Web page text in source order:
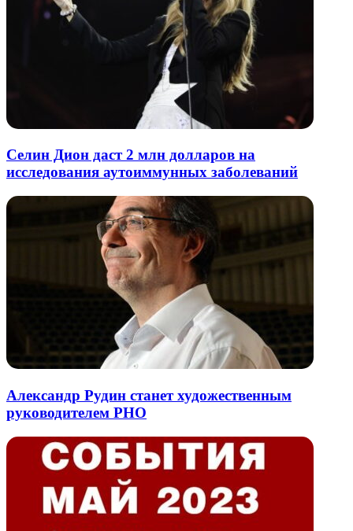
Селин Дион даст 2 млн долларов на
исследования аутоиммунных заболеваний
Александр Рудин станет художественным
руководителем РНО